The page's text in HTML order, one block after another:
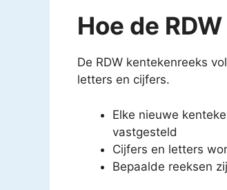
Hoe de
De RDW kentekenreeks
letters en cijfers.
Elke nieuwe
vastgesteld
Cijfers en letters
Bepaalde reeksen